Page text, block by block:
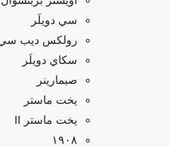
سي دويلَر
رولكس ديب
سكاي دويلَر
صبمارينر
يخت ماستر
يخت ماستر II
۱۹۰۸